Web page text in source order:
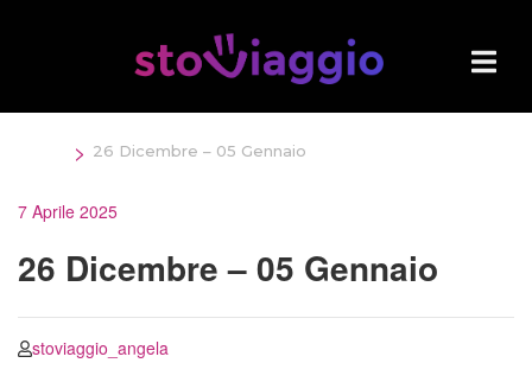
> 26 Dicembre – 05 Gennaio
7 Aprile 2025
26 Dicembre – 05 Gennaio
stoviaggio_angela